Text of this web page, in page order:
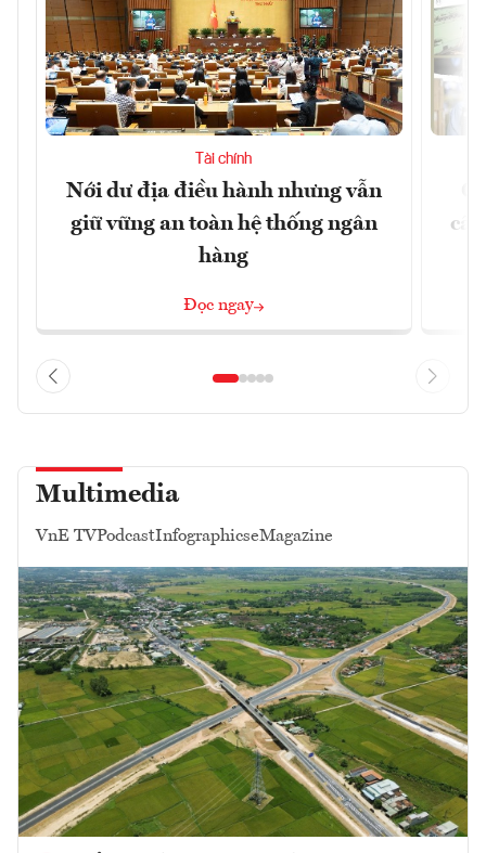
Tài chính
Nới dư địa điều hành nhưng vẫn
giữ vững an toàn hệ thống ngân
hàng
Đọc ngay
Multimedia
VnE TVPodcastInfographicseMagazine